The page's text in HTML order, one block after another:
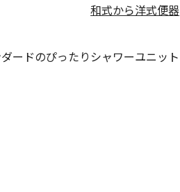
和式から洋式便器
ードのぴったりシャワーユニット